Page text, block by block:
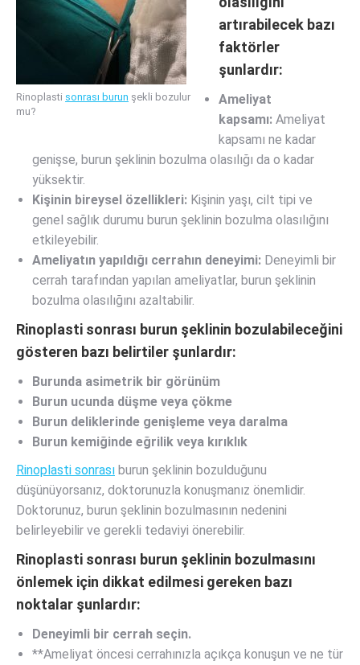
Rinoplasti sonrası burun şekli bozulur
mu?
artırabilecek bazı
faktörler
şunlardır:
Ameliyat
kapsamı: Ameliyat
kapsamı ne kadar
genişse, burun şeklinin bozulma olasılığı da o kadar
yüksektir.
Kişinin bireysel özellikleri: Kişinin yaşı, cilt tipi ve
genel sağlık durumu burun şeklinin bozulma olasılığını
etkileyebilir.
Ameliyatın yapıldığı cerrahın deneyimi: Deneyimli bir
cerrah tarafından yapılan ameliyatlar, burun şeklinin
bozulma olasılığını azaltabilir.
Rinoplasti sonrası burun şeklinin bozulabileceğini
gösteren bazı belirtiler şunlardır:
Burunda asimetrik bir görünüm
Burun ucunda düşme veya çökme
Burun deliklerinde genişleme veya daralma
Burun kemiğinde eğrilik veya kırıklık
Rinoplasti sonrası burun şeklinin bozulduğunu
düşünüyorsanız, doktorunuzla konuşmanız önemlidir.
Doktorunuz, burun şeklinin bozulmasının nedenini
belirleyebilir ve gerekli tedaviyi önerebilir.
Rinoplasti sonrası burun şeklinin bozulmasını
önlemek için dikkat edilmesi gereken bazı
noktalar şunlardır:
Deneyimli bir cerrah seçin.
**Ameliyat öncesi cerrahınızla açıkça konuşun ve ne tür